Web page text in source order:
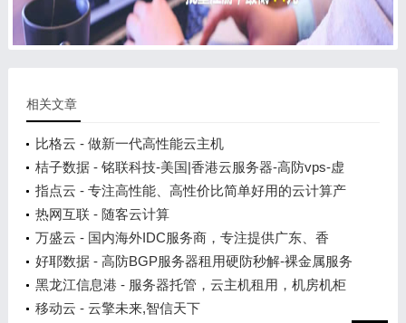
相关文章
比格云 - 做新一代高性能云主机
桔子数据 - 铭联科技-美国|香港云服务器-高防vps-虚
拟主机
指点云 - 专注高性能、高性价比简单好用的云计算产
品
热网互联 - 随客云计算
万盛云 - 国内海外IDC服务商，专注提供广东、香
港、韩国等数据中心高防稳定服务器租用托管
好耶数据 - 高防BGP服务器租用硬防秒解-裸金属服务
器-大带宽高防cdn-香港美国海外云服务器vps
黑龙江信息港 - 服务器托管，云主机租用，机房机柜
大带宽
移动云 - 云擎未来,智信天下